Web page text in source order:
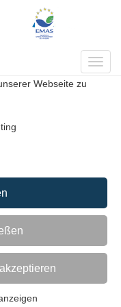
Einige davon
Webseite zu